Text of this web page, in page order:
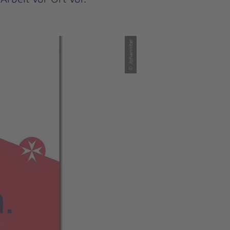
© Johanniter